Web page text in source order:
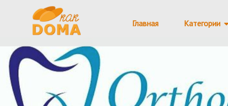
Главная Категории